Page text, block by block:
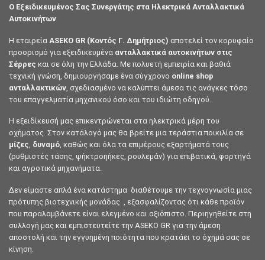
Ο Εξειδικευμένος Σας Συνεργάτης στα Ηλεκτρικά Ανταλλακτικά
Αυτοκινήτων
Η εταιρεία ASEKO GR (Κοντός Γ. Δημήτριος) αποτελεί τον κορυφαίο
προορισμό για εξειδικευμένα ανταλλακτικά αυτοκινήτων στις
Σέρρες και σε όλη την Ελλάδα. Με πολυετή εμπειρία και βαθιά
τεχνική γνώση, δημιουργήσαμε ένα σύγχρονο online shop
ανταλλακτικών , σχεδιασμένο να καλύπτει άμεσα τις ανάγκες τόσο
του επαγγελματία μηχανικού όσο και του ιδιώτη οδηγού.
Η εξειδίκευσή μας επικεντρώνεται στα ηλεκτρικά μέρη του
οχήματος. Στον κατάλογό μας θα βρείτε μια τεράστια ποικιλία σε
μίζες, δυναμό, καθώς και όλα τα επιμέρους εξαρτήματά τους
(ρυθμιστές τάσης, ψήκτροηήκες, ρουλεμάν) για επιβατικά, φορτηγά
και αγροτικά μηχανήματα.
Δεν είμαστε απλά ένα κατάστημα· διαθέτουμε την τεχνογνωσία μιας
πρότυπης βιοτεχνικής μονάδας , εξασφαλίζοντας ότι κάθε προϊόν
που παραλαμβάνετε είναι ελεγμένο και αξιόπιστο. Περιηγηθείτε στη
συλλογή μας και εμπιστευτείτε την ASEKO GR για την άμεση
αποστολή και την εγγυημένη ποιότητα που κρατάει το όχημά σας σε
κίνηση.